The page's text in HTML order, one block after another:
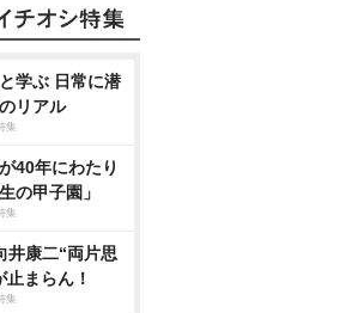
学ぶ 日常に潜
リアル
集
40年にわたり
の甲子園」
集
井康二“両片思
止まらん！
集